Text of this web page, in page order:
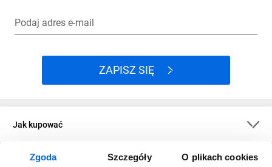
Zgoda Szczegóły O plikach cookies
Podaj adres e-mail
ZAPISZ SIĘ
Jak kupować
O firmie